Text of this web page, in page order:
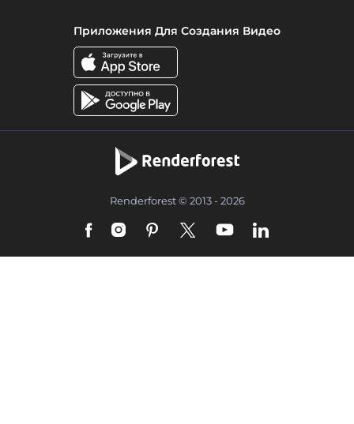
Приложения Для Создания Видео
Renderforest © 2013 - 2026